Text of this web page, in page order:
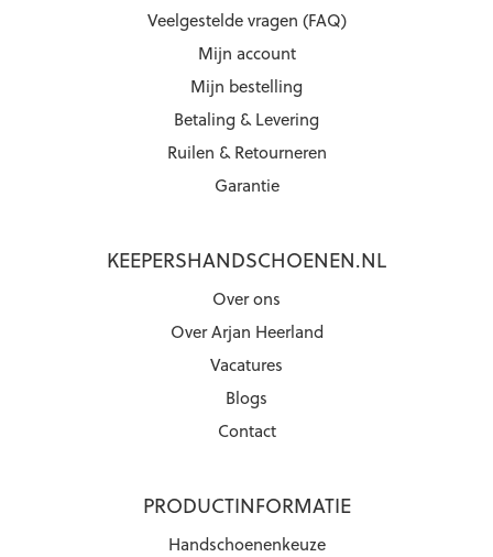
Veelgestelde vragen (FAQ)
Mijn account
Mijn bestelling
Betaling & Levering
Ruilen & Retourneren
Garantie
KEEPERSHANDSCHOENEN.NL
Over ons
Over Arjan Heerland
Vacatures
Blogs
Contact
PRODUCTINFORMATIE
Handschoenenkeuze